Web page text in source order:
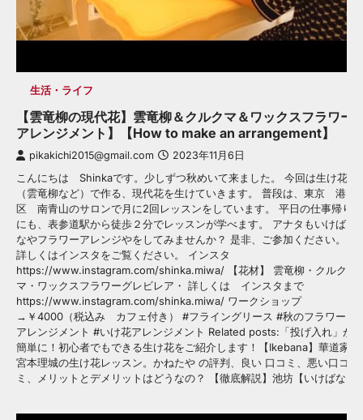
生活・ライフ
【雲竜柳の現代花】雲竜柳＆クルクマ＆ワックスフラワー
アレンジメント】【How to make an arrangement】
pikakichi2015@gmail.com 2023年11月6日
こんにちは Shinkaです。少しずつ秋めいて来ました。 今回は生け花
（雲竜柳など）で作る、現代花を生けていきます。 普段は、東京 港
区 南青山のサロンで月に2回レッスンをしています。 平日の仕事帰り
にも、表参道駅から徒歩２分でレッスンが学べます。 アナタもいけば
なやフラワーアレンジやをしてみませんか？ 是非、ご参加ください。
詳しくはインスタをご覧ください。 インスタ
https://www.instagram.com/shinka.miwa/ 【花材】 雲竜柳・クルク
マ・ワックスフラワーグレビレア・ 詳しくは インスタまで
https://www.instagram.com/shinka.miwa/ ワークショップ
→￥4000（税込み カフェ付き） #フライングリース #秋のフラワー
アレンジメント #いけ花アレンジメント Related posts:「投げ入れ」が
簡単に！初心者でもできる生け花をご紹介します！【Ikebana】華道家
宮本理城の生け花レッスン。かねたや の評判、良い 口コミ、悪い口コ
ミ、メリットとデメリットはどうなの？ 【徹底解説】池坊【いけばな…